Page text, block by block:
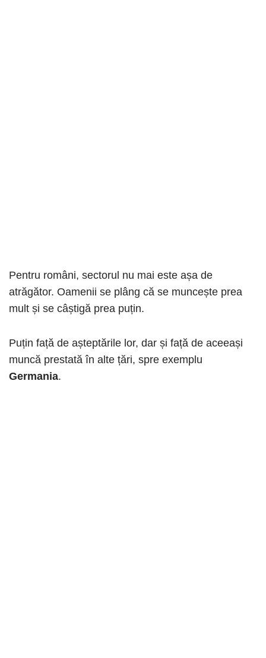
Pentru români, sectorul nu mai este așa de
atrăgător. Oamenii se plâng că se muncește prea
mult și se câștigă prea puțin.
Puțin față de așteptările lor, dar și față de aceeași
muncă prestată în alte țări, spre exemplu
Germania.